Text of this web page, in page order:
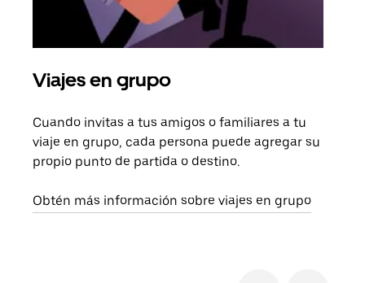
Viajes en grupo
Cuando invitas a tus amigos o familiares a tu
viaje en grupo, cada persona puede agregar su
propio punto de partida o destino.
Obtén más información sobre viajes en grupo